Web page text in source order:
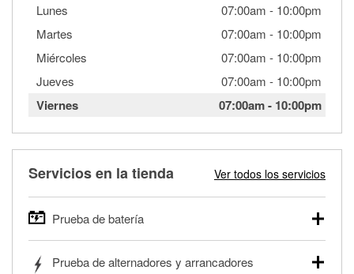
Lunes
07:00am - 10:00pm
Martes
07:00am - 10:00pm
Miércoles
07:00am - 10:00pm
Jueves
07:00am - 10:00pm
Viernes 07:00am- 10:00pm
Servicios en la tienda Ver todos los servicios
Prueba de batería
autos, camionetas, SUVs, vehículos comerciales y
Prueba de alternadores y arrancadores